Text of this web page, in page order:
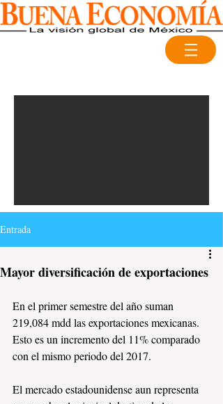
Entrada
Mayor diversificación de exportaciones
En el primer semestre del año suman
219,084 mdd las exportaciones mexicanas.
Esto es un incremento del 11% comparado
con el mismo periodo del 2017.
El mercado estadounidense aun representa